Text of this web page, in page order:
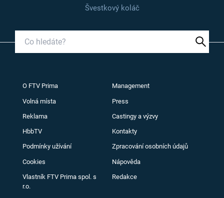
Švestkový koláč
O FTV Prima Management
Volná místa Press
Reklama Castingy a výzvy
HbbTV Kontakty
Podmínky užívání Zpracování osobních údajů
Cookies Nápověda
Vlastník FTV Prima spol. s
r.o.
Redakce